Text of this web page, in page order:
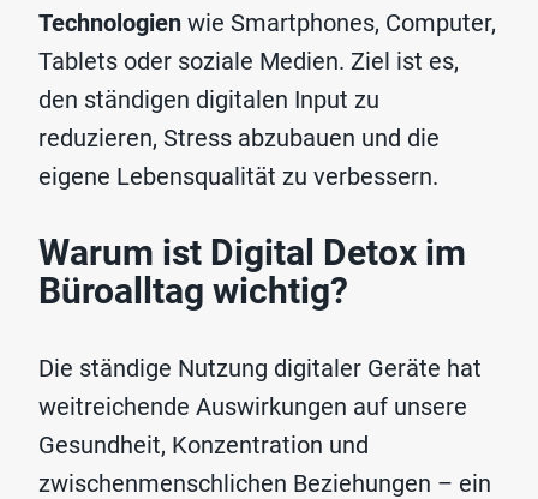
Technologien wie Smartphones, Computer,
Tablets oder soziale Medien. Ziel ist es,
den ständigen digitalen Input zu
reduzieren, Stress abzubauen und die
eigene Lebensqualität zu verbessern.
Warum ist Digital Detox im
Büroalltag wichtig?
Die ständige Nutzung digitaler Geräte hat
weitreichende Auswirkungen auf unsere
Gesundheit, Konzentration und
zwischenmenschlichen Beziehungen – ein